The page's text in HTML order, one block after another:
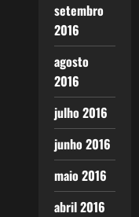
setembro
2016
agosto
2016
julho 2016
junho 2016
maio 2016
abril 2016